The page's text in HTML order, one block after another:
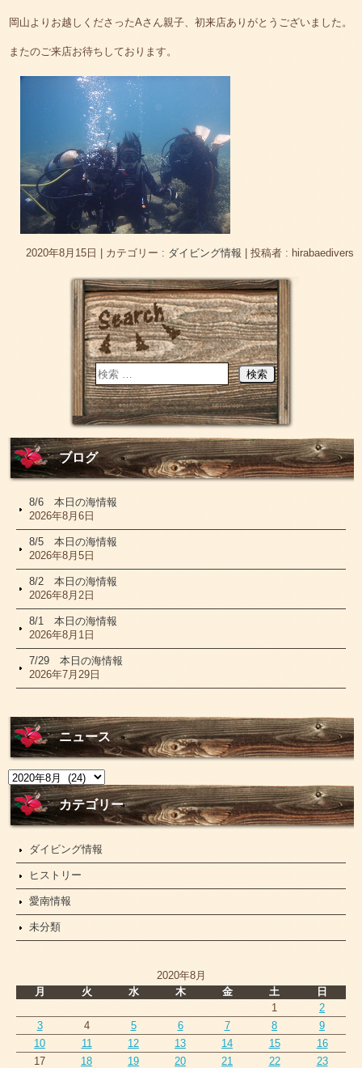
岡山よりお越しくださったAさん親子、初来店ありがとうございました。
またのご来店お待ちしております。
2020年8月15日 カテゴリー : ダイビング情報 投稿者 : hirabaedivers
ブログ
8/6 本日の海情報
2026年8月6日
8/5 本日の海情報
2026年8月5日
8/2 本日の海情報
2026年8月2日
8/1 本日の海情報
2026年8月1日
7/29 本日の海情報
2026年7月29日
ニュース
ニ
ュ
ー
カテゴリー
ダイビング情報
ヒストリー
愛南情報
未分類
2020年8月
月
火 水 木 金 土
日
1
2
3
4 5 6 7 8
9
10
11 12 13 14 15
16
17
18 19 20 21 22 23